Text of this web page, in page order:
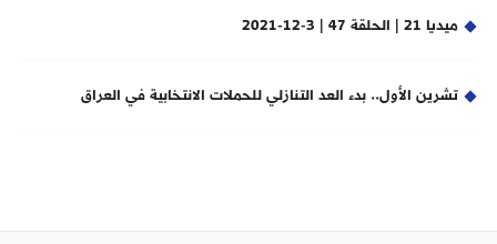
ميديا 21 | الحلقة 47 | 3-12-2021
تشرين الأول.. بدء العد التنازلي للحملات الانتخابية في العراق